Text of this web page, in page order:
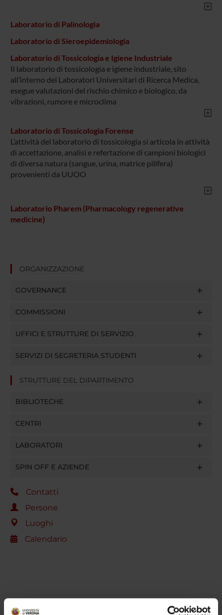
Laboratorio di Palinologia
Laboratorio di Sieroepidemiologia
Laboratorio di Tossicologia e Igiene Industriale
Il laboratorio di tossicologia e igiene industriale, sito
all’interno dei Laboratori Universitari di Ricerca Medica,
esegue valutazioni del rischio chimico e biologico, da
vibrazioni, rumore e microclima
Laboratorio di Tossicologia Forense
L’attività del laboratorio di tossicologia si articola in attività
di accettazione, analisi e refertazione di campioni biologici
di diversa natura (sangue, urina, matrice pilifera)
provenienti da UUOO
Laboratorio Pharem (Pharmacology regenerative
medicine)
ORGANIZZAZIONE
GOVERNANCE
COMMISSIONI
UFFICI E STRUTTURE DI SERVIZIO
SERVIZI DI SEGRETERIA STUDENTI
STRUTTURE DEL DIPARTIMENTO
BIBLIOTECHE
CENTRI
LABORATORI
SPIN OFF E AZIENDE
Contatti
Persone
Luoghi
Calendario